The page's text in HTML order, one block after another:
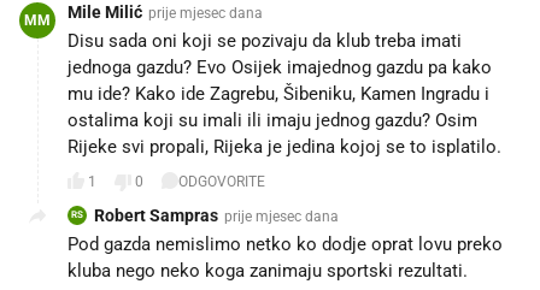
MM Mile Milić prije mjesec dana
Disu sada oni koji se pozivaju da klub treba imati
jednoga gazdu? Evo Osijek imajednog gazdu pa kako
mu ide? Kako ide Zagrebu, Šibeniku, Kamen Ingradu i
ostalima koji su imali ili imaju jednog gazdu? Osim
Rijeke svi propali, Rijeka je jedina kojoj se to isplatilo.
1 0 ODGOVORITE
RS Robert Sampras prije mjesec dana
Pod gazda nemislimo netko ko dodje oprat lovu preko
kluba nego neko koga zanimaju sportski rezultati.